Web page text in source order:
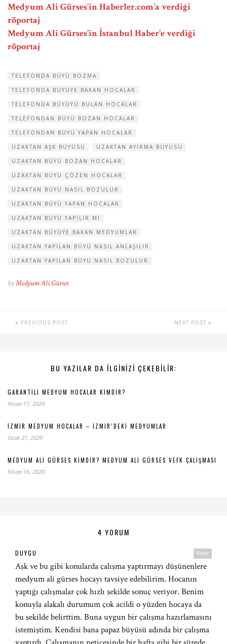
Medyum Ali Gürses’in Haberler.com’a verdiği
röportaj
Medyum Ali Gürses’in İstanbul Haber’e verdiği
röportaj
TELEFONDA BÜYÜ BOZMA
TELEFONDA BÜYÜYE BAKAN HOCALAR
TELEFONDA BÜYÜYÜ BULAN HOCALAR
TELEFONDAN BÜYÜ BOZAN HOCALAR
TELEFONDAN BÜYÜ YAPAN HOCALAR
UZAKTAN AŞK BÜYÜSÜ
UZAKTAN AYIRMA BÜYÜSÜ
UZAKTAN BÜYÜ BOZAN HOCALAR
UZAKTAN BÜYÜ ÇÖZEN HOCALAR
UZAKTAN BÜYÜ NASIL BOZULUR
UZAKTAN BÜYÜ YAPAN HOCALAR
UZAKTAN BÜYÜ YAPILIR MI
UZAKTAN BÜYÜYE BAKAN MEDYUMLAR
UZAKTAN YAPILAN BÜYÜ NASIL ANLAŞILIR
UZAKTAN YAPILAN BÜYÜ NASIL BOZULUR
byMedyum Ali Gürses
PREVIOUS POST NEXT POST
BU YAZILAR DA ILGINIZI ÇEKEBILIR:
GARANTILI MEDYUM HOCALAR KIMDIR?
Nisan 17, 2020
İZMIR MEDYUM HOCALAR – İZMIR’DEKI MEDYUMLAR
Ocak 21, 2020
MEDYUM ALI GÜRSES KIMDIR? MEDYUM ALI GÜRSES VEFK ÇALIŞMASI
Nisan 16, 2020
4 YORUM
Reply
DUYGU
Aşk ve bu gibi konularda çalışma yaptırmayı düşünenlere
medyum ali gürses hocayı tavsiye edebilirim. Hocanın
yaptığı çalışmalar çok hızlı şekilde sonuç veriyor. Benim
konuyla alakalı durumum çok acildi o yüzden hocaya da
bu şekilde belirttim. Buna uygun bir çalışma hazırlamasını
istemiştim. Kendisi bana papaz büyüsü adında bir çalışma